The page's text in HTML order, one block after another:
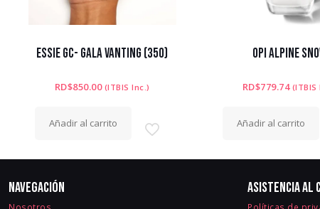
ESSIE GC- GALA VANTING (350)
RD$850.00 (ITBIS Inc.)
Añadir al carrito
OPI ALPINE
RD$779.74 (ITBIS
Añadir al carrito
Navegación
Nosotros
Asistencia al
Políticas de